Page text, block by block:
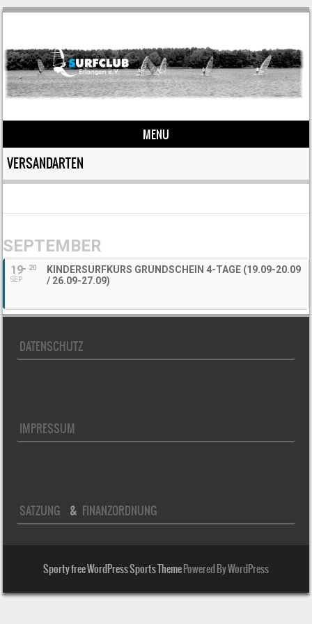
MENU
Skip to content
VERSANDARTEN
SEPTEMBER
19
SEP
20
KINDERSURFKURS GRUNDSCHEIN 4-TAGE (19.09-20.09
/ 26.09-27.09)
DATENSCHUTZ
IMPRESSUM
SATZUNG & FINANZORDNUNG
Sporty free WordPress Sports ThemePowered By WordPress